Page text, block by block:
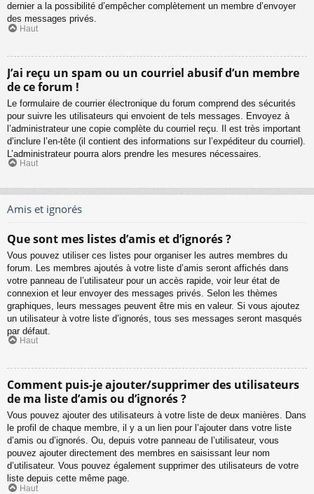
dernier a la possibilité d’empêcher complètement un membre d’envoyer
des messages privés.
Haut
J’ai reçu un spam ou un courriel abusif d’un membre
de ce forum !
Le formulaire de courrier électronique du forum comprend des sécurités
pour suivre les utilisateurs qui envoient de tels messages. Envoyez à
l’administrateur une copie complète du courriel reçu. Il est très important
d’inclure l’en-tête (il contient des informations sur l’expéditeur du courriel).
L’administrateur pourra alors prendre les mesures nécessaires.
Haut
Amis et ignorés
Que sont mes listes d’amis et d’ignorés ?
Vous pouvez utiliser ces listes pour organiser les autres membres du
forum. Les membres ajoutés à votre liste d’amis seront affichés dans
votre panneau de l’utilisateur pour un accès rapide, voir leur état de
connexion et leur envoyer des messages privés. Selon les thèmes
graphiques, leurs messages peuvent être mis en valeur. Si vous ajoutez
un utilisateur à votre liste d’ignorés, tous ses messages seront masqués
par défaut.
Haut
Comment puis-je ajouter/supprimer des utilisateurs
de ma liste d’amis ou d’ignorés ?
Vous pouvez ajouter des utilisateurs à votre liste de deux manières. Dans
le profil de chaque membre, il y a un lien pour l’ajouter dans votre liste
d’amis ou d’ignorés. Ou, depuis votre panneau de l’utilisateur, vous
pouvez ajouter directement des membres en saisissant leur nom
d’utilisateur. Vous pouvez également supprimer des utilisateurs de votre
liste depuis cette même page.
Haut